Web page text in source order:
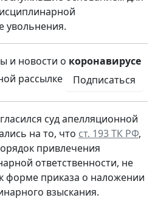
увольнения.
и новости о коронавирусе
рассылке Подписаться
суд апелляционной
на то, что ст. 193 ТК РФ,
привлечения
ответственности, не
форме приказа о наложении
взыскания.